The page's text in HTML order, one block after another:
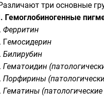
три основные
Гемоглобиногенные
Ферритин
Гемосидерин
Билирубин
Гематоидин
Порфирины
Гематины